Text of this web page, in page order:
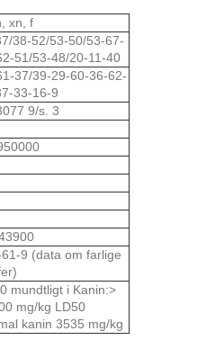
xn, f
38-52/53-50/53-67-
51/53-48/20-11-40
37/39-29-60-36-62-
33-16-9
9/s. 3
61-9 (data om farlige
mundtligt i Kanin:>
mg/kg LD50
kanin 3535 mg/kg